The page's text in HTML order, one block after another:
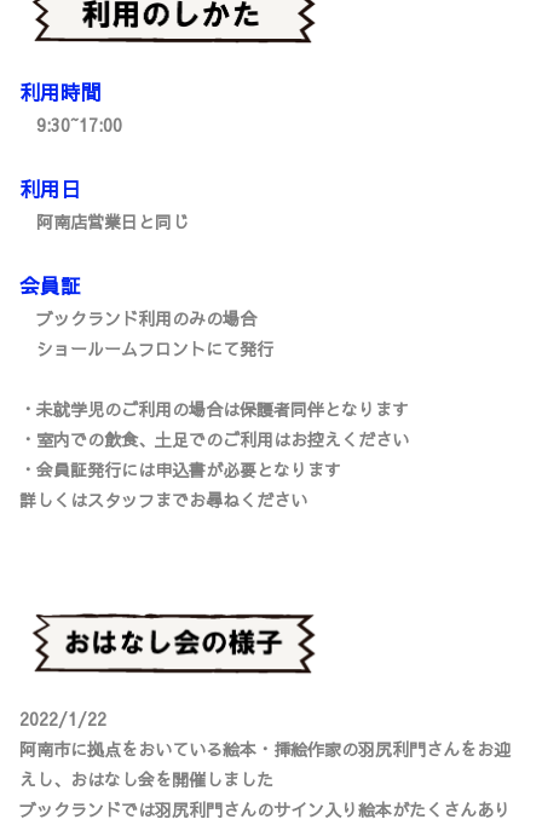
利用時間
9:30~17:00
利用日
阿南店営業日と同じ
会員証
ブックランド利用のみの場合
ショールームフロントにて発行
・未就学児のご利用の場合は保護者同伴となります
・室内での飲食、土足でのご利用はお控えください
・会員証発行には申込書が必要となります
詳しくはスタッフまでお尋ねください
2022/1/22
阿南市に拠点をおいている絵本・挿絵作家の羽尻利門さんをお迎
えし、おはなし会を開催しました
ブックランドでは羽尻利門さんのサイン入り絵本がたくさんあり